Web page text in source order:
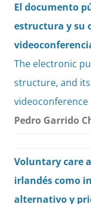
El documento
estructura y su
The electronic
structure, and
videoconference
Pedro Garrido
Voluntary care
irlandés como
alternativo y